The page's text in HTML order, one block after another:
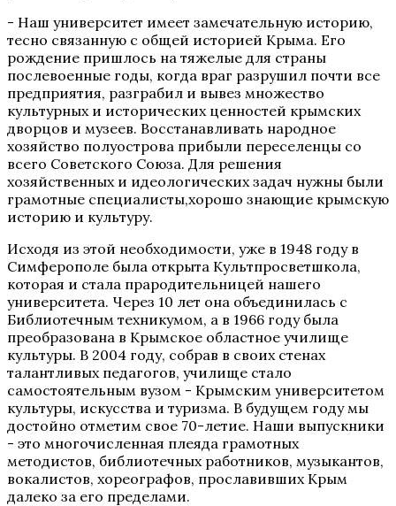
- Наш университет имеет замечательную историю,
тесно связанную с общей историей Крыма. Его
рождение пришлось на тяжелые для страны
послевоенные годы, когда враг разрушил почти все
предприятия, разграбил и вывез множество
культурных и исторических ценностей крымских
дворцов и музеев. Восстанавливать народное
хозяйство полуострова прибыли переселенцы со
всего Советского Союза. Для решения
хозяйственных и идеологических задач нужны были
грамотные специалисты,хорошо знающие крымскую
историю и культуру.
Исходя из этой необходимости, уже в 1948 году в
Симферополе была открыта Культпросветшкола,
которая и стала прародительницей нашего
университета. Через 10 лет она объединилась с
Библиотечным техникумом, а в 1966 году была
преобразована в Крымское областное училище
культуры. В 2004 году, собрав в своих стенах
талантливых педагогов, училище стало
самостоятельным вузом - Крымским университетом
культуры, искусства и туризма. В будущем году мы
достойно отметим свое 70-летие. Наши выпускники
- это многочисленная плеяда грамотных
методистов, библиотечных работников, музыкантов,
вокалистов, хореографов, прославивших Крым
далеко за его пределами.